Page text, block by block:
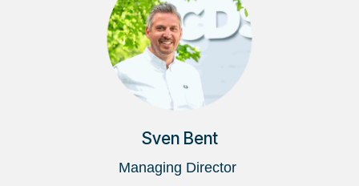
Sven Bent
Managing Director